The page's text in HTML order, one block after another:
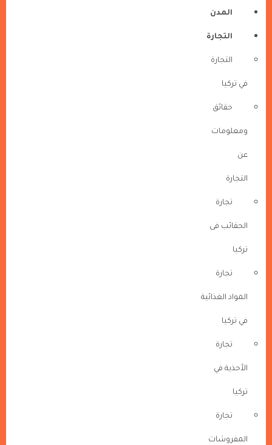
المدن
التجارة
التجارة
في تركيا
حقائق
ومعلومات
عن
التجارة
تجارة
الحقائب فى
تركيا
تجارة
المواد الغذائية
في تركيا
تجارة
الأحذية في
تركيا
تجارة
المفروشات